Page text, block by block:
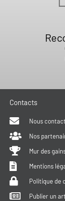
Contacts
Nous
Nos
Mur des
Mentions
Politique de
Publier un